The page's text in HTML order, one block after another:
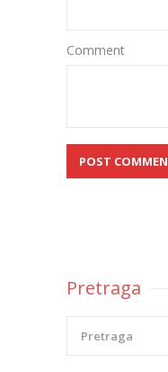
Comment
Pretraga